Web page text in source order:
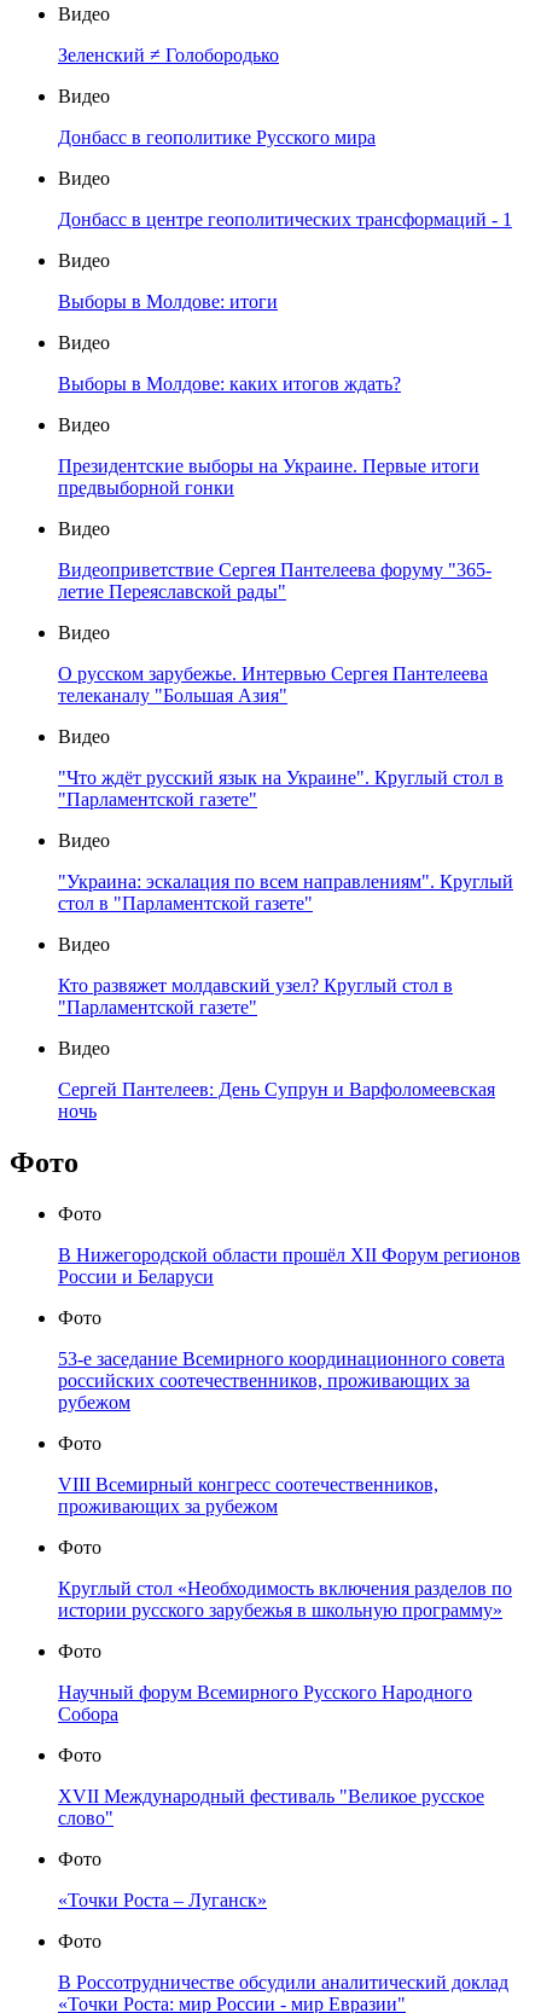
Видео
Зеленский ≠ Голобородько
Видео
Донбасс в геополитике Русского мира
Видео
Донбасс в центре геополитических трансформаций - 1
Видео
Выборы в Молдове: итоги
Видео
Выборы в Молдове: каких итогов ждать?
Видео
Президентские выборы на Украине. Первые итоги
предвыборной гонки
Видео
Видеоприветствие Сергея Пантелеева форуму "365-
летие Переяславской рады"
Видео
О русском зарубежье. Интервью Сергея Пантелеева
телеканалу "Большая Азия"
Видео
"Что ждёт русский язык на Украине". Круглый стол в
"Парламентской газете"
Видео
"Украина: эскалация по всем направлениям". Круглый
стол в "Парламентской газете"
Видео
Кто развяжет молдавский узел? Круглый стол в
"Парламентской газете"
Видео
Сергей Пантелеев: День Супрун и Варфоломеевская
ночь
Фото
Фото
В Нижегородской области прошёл XII Форум регионов
России и Беларуси
Фото
53-е заседание Всемирного координационного совета
российских соотечественников, проживающих за
рубежом
Фото
VIII Всемирный конгресс соотечественников,
проживающих за рубежом
Фото
Круглый стол «Необходимость включения разделов по
истории русского зарубежья в школьную программу»
Фото
Научный форум Всемирного Русского Народного
Собора
Фото
XVII Международный фестиваль "Великое русское
слово"
Фото
«Точки Роста – Луганск»
Фото
В Россотрудничестве обсудили аналитический доклад
«Точки Роста: мир России - мир Евразии"